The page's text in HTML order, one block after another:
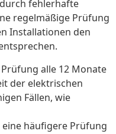
fehlerhafte
regelmäßige Prüfung
Installationen den
alle 12 Monate
der elektrischen
Fällen, wie
häufigere Prüfung